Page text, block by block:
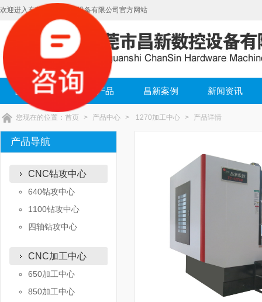
欢迎进入东莞市昌新数控设备有限公司官方网站
昌新首页 昌新产品 昌新案例 新闻资讯
您现在的位置： 首页 > 产品中心 > 1270加工中心 > 产品详情
产品导航
CNC钻攻中心
640钻攻中心
1100钻攻中心
四轴钻攻中心
CNC加工中心
650加工中心
850加工中心